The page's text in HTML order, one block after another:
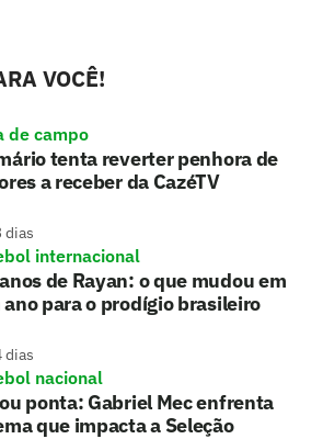
VOCÊ!
de campo
tenta reverter penhora de
a receber da CazéTV
dias
internacional
de Rayan: o que mudou em
ano para o prodígio brasileiro
dias
nacional
ponta: Gabriel Mec enfrenta
que impacta a Seleção